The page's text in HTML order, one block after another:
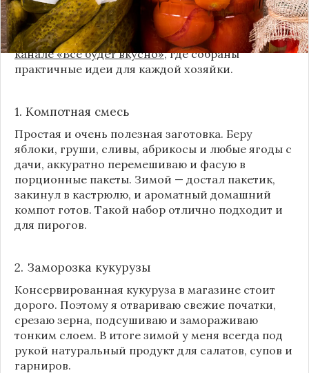
Сегодня я делюсь своими любимыми рецептами
без банок и долгих стерилизаций. Подробнее и с
пошаговыми инструкциями их можно найти на
канале «Все будет вкусно», где собраны
практичные идеи для каждой хозяйки.
1. Компотная смесь
Простая и очень полезная заготовка. Беру
яблоки, груши, сливы, абрикосы и любые ягоды с
дачи, аккуратно перемешиваю и фасую в
порционные пакеты. Зимой — достал пакетик,
закинул в кастрюлю, и ароматный домашний
компот готов. Такой набор отлично подходит и
для пирогов.
2. Заморозка кукурузы
Консервированная кукуруза в магазине стоит
дорого. Поэтому я отвариваю свежие початки,
срезаю зерна, подсушиваю и замораживаю
тонким слоем. В итоге зимой у меня всегда под
рукой натуральный продукт для салатов, супов и
гарниров.